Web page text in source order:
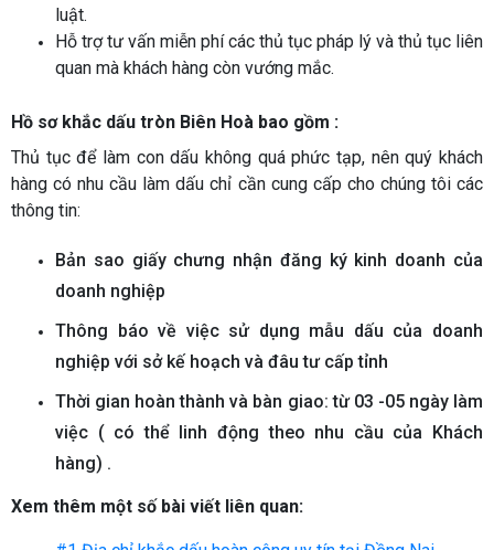
luật.
Hỗ trợ tư vấn miễn phí các thủ tục pháp lý và thủ tục liên
quan mà khách hàng còn vướng mắc.
Hồ sơ khắc dấu tròn Biên Hoà bao gồm :
Thủ tục để làm con dấu không quá phức tạp, nên quý khách
hàng có nhu cầu làm dấu chỉ cần cung cấp cho chúng tôi các
thông tin:
Bản sao giấy chưng nhận đăng ký kinh doanh của
doanh nghiệp
Thông báo về việc sử dụng mẫu dấu của doanh
nghiệp với sở kế hoạch và đâu tư cấp tỉnh
Thời gian hoàn thành và bàn giao: từ 03 -05 ngày làm
việc ( có thể linh động theo nhu cầu của Khách
hàng) .
Xem thêm một số bài viết liên quan: